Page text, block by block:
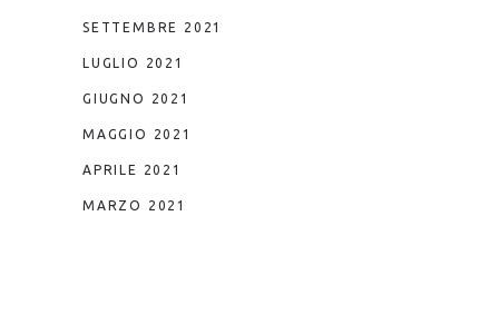
SETTEMBRE 2021
LUGLIO 2021
GIUGNO 2021
MAGGIO 2021
APRILE 2021
MARZO 2021